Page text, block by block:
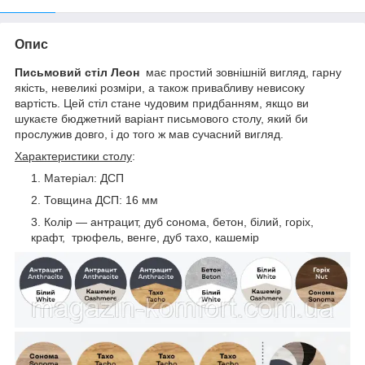
Опис
Письмовий стіл Леон має простий зовнішній вигляд, гарну
якість, невеликі розміри, а також привабливу невисоку
вартість. Цей стіл стане чудовим придбанням, якщо ви
шукаєте бюджетний варіант письмового столу, який би
прослужив довго, і до того ж мав сучасний вигляд.
Характеристики столу:
Матеріал: ДСП
Товщина ДСП: 16 мм
Колір ― антрацит, дуб сонома, бетон, білий, горіх,
крафт, трюфель, венге, дуб тахо, кашемір